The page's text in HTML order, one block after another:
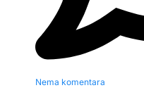
Nema komentara